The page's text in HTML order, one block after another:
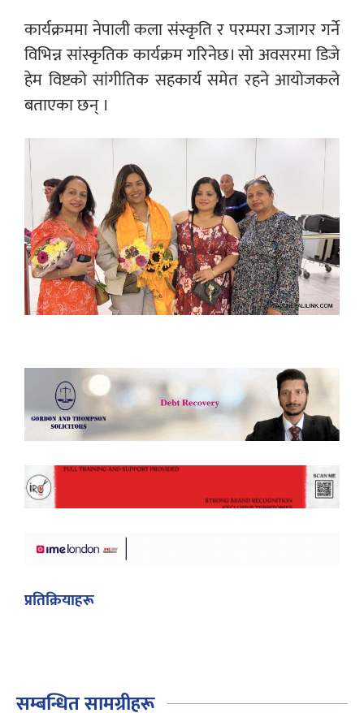
कार्यक्रममा नेपाली कला संस्कृति र परम्परा उजागर गर्ने
विभिन्न सांस्कृतिक कार्यक्रम गरिनेछ। सो अवसरमा डिजे
हेम विष्टको सांगीतिक सहकार्य समेत रहने आयोजकले
बताएका छन् ।
प्रतिक्रियाहरू
सम्बन्धित सामग्रीहरू